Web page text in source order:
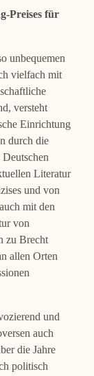
Preises für
unbequemen
vielfach mit
versteht
Einrichtung
durch die
Literatur
und von
mit den
von
zu Brecht
allen Orten
und
auch
die Jahre
politisch